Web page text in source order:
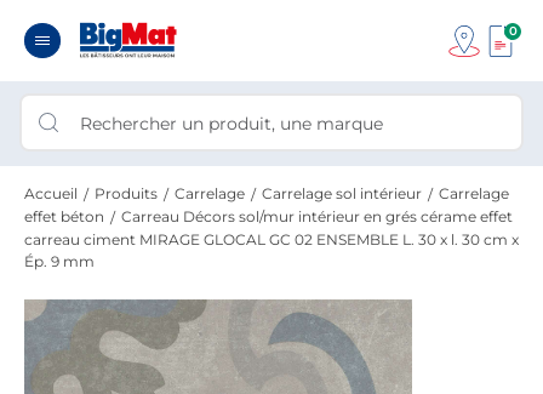
0
Accueil Produits Carrelage Carrelage sol intérieur
Carrelage
effet béton
Carreau Décors sol/mur intérieur en grés cérame effet
carreau ciment MIRAGE GLOCAL GC 02 ENSEMBLE L. 30 x l. 30 cm x
Ép. 9 mm